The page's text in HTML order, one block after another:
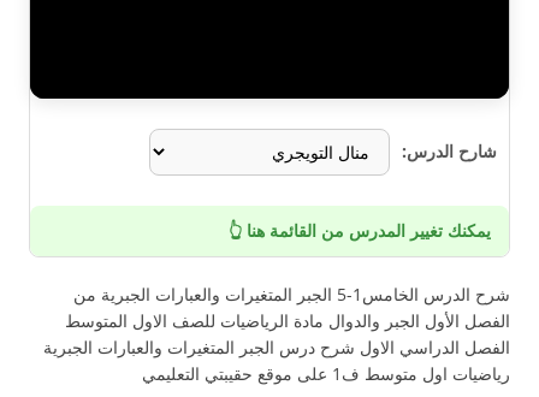
شارح الدرس:
يمكنك تغيير المدرس من القائمة هنا 👆
شرح الدرس الخامس1-5 الجبر المتغيرات والعبارات الجبرية من
الفصل الأول الجبر والدوال مادة الرياضيات للصف الاول المتوسط
الفصل الدراسي الاول شرح درس الجبر المتغيرات والعبارات الجبرية
رياضيات اول متوسط ف1 على موقع حقيبتي التعليمي